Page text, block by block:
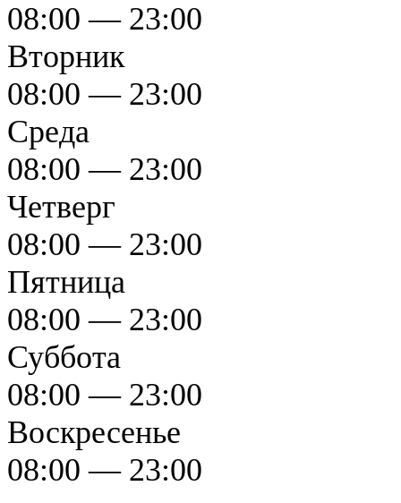
08:00 — 23:00
Вторник
08:00 — 23:00
Среда
08:00 — 23:00
Четверг
08:00 — 23:00
Пятница
08:00 — 23:00
Суббота
08:00 — 23:00
Воскресенье
08:00 — 23:00